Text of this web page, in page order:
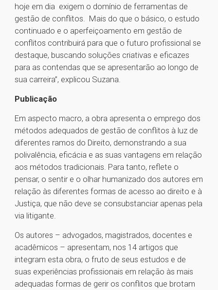
hoje em dia exigem o domínio de ferramentas de
gestão de conflitos. Mais do que o básico, o estudo
continuado e o aperfeiçoamento em gestão de
conflitos contribuirá para que o futuro profissional se
destaque, buscando soluções criativas e eficazes
para as contendas que se apresentarão ao longo de
sua carreira”, explicou Suzana.
Publicação
Em aspecto macro, a obra apresenta o emprego dos
métodos adequados de gestão de conflitos à luz de
diferentes ramos do Direito, demonstrando a sua
polivalência, eficácia e as suas vantagens em relação
aos métodos tradicionais. Para tanto, reflete o
pensar, o sentir e o olhar humanizado dos autores em
relação às diferentes formas de acesso ao direito e à
Justiça, que não deve se consubstanciar apenas pela
via litigante.
Os autores – advogados, magistrados, docentes e
acadêmicos – apresentam, nos 14 artigos que
integram esta obra, o fruto de seus estudos e de
suas experiências profissionais em relação às mais
adequadas formas de gerir os conflitos que brotam